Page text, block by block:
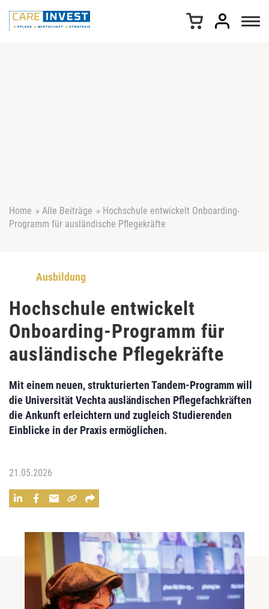
Home » Alle Beiträge » Hochschule entwickelt Onboarding-
Programm für ausländische Pflegekräfte
Ausbildung
Hochschule entwickelt
Onboarding-Programm für
ausländische Pflegekräfte
Mit einem neuen, strukturierten Tandem-Programm will
die Universität Vechta ausländischen Pflegefachkräften
die Ankunft erleichtern und zugleich Studierenden
Einblicke in der Praxis ermöglichen.
21.05.2026